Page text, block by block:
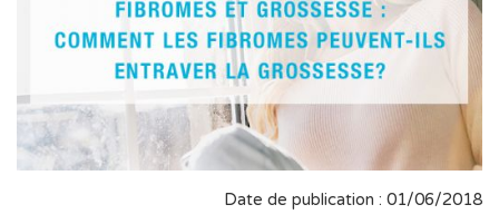
Date de publication : 01/06/2018